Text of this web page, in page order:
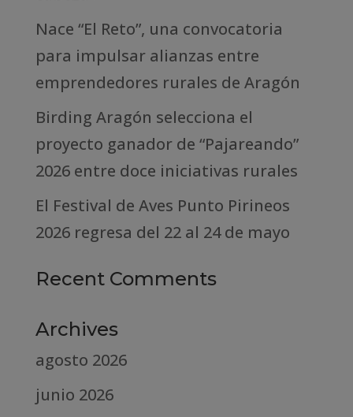
Nace “El Reto”, una convocatoria
para impulsar alianzas entre
emprendedores rurales de Aragón
Birding Aragón selecciona el
proyecto ganador de “Pajareando”
2026 entre doce iniciativas rurales
El Festival de Aves Punto Pirineos
2026 regresa del 22 al 24 de mayo
Recent Comments
Archives
agosto 2026
junio 2026